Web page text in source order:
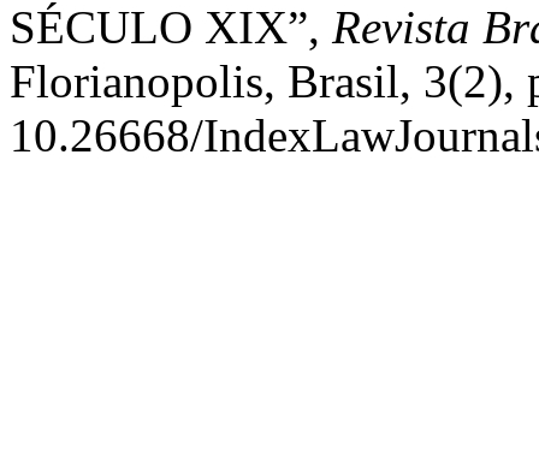
SÉCULO XIX”, Revista
Florianopolis, Brasil, 3(2),
10.26668/